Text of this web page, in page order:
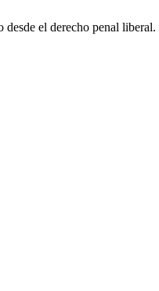
el derecho penal liberal.